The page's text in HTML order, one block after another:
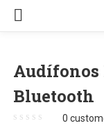
Audífonos
Bluetooth
0